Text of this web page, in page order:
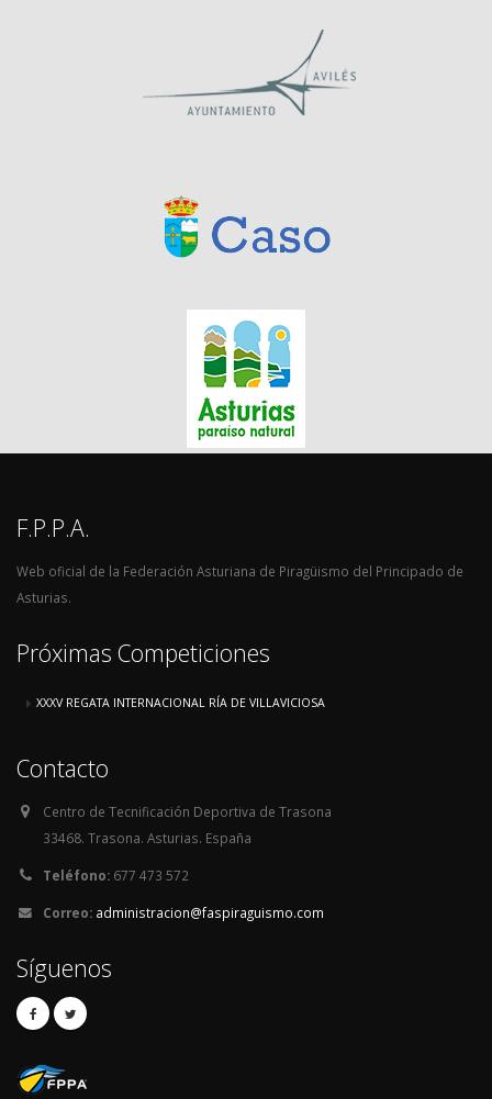
F.P.P.A.
Web oficial de la Federación Asturiana de Piragüismo del Principado de
Asturias.
Próximas Competiciones
XXXV REGATA INTERNACIONAL RÍA DE VILLAVICIOSA
Contacto
Centro de Tecnificación Deportiva de Trasona
33468. Trasona. Asturias. España
Teléfono: 677 473 572
Correo: administracion@faspiraguismo.com
Síguenos